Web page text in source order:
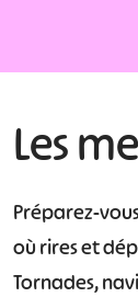
Les
Préparez-
où rires et
Tornades,